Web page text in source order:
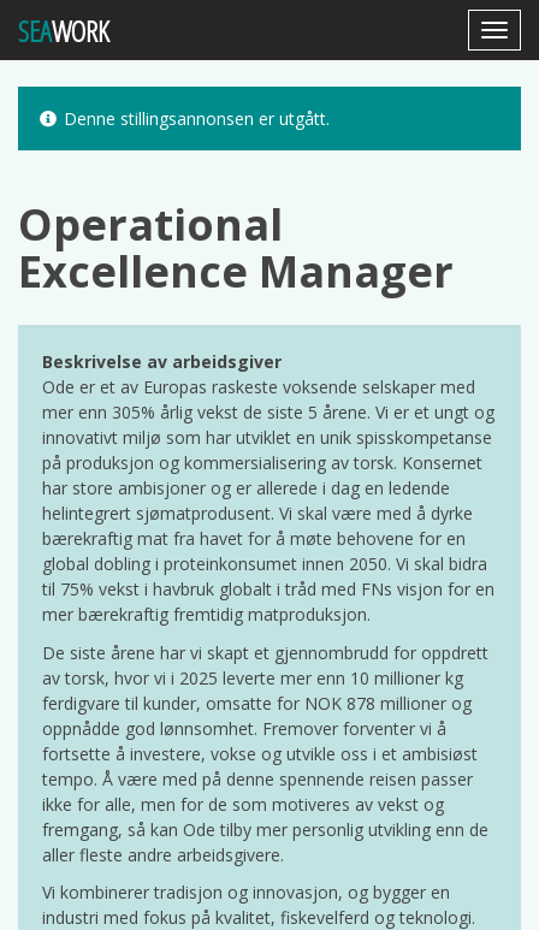
SEAWORK
Denne stillingsannonsen er utgått.
Operational
Excellence Manager
Beskrivelse av arbeidsgiver
Ode er et av Europas raskeste voksende selskaper med
mer enn 305% årlig vekst de siste 5 årene. Vi er et ungt og
innovativt miljø som har utviklet en unik spisskompetanse
på produksjon og kommersialisering av torsk. Konsernet
har store ambisjoner og er allerede i dag en ledende
helintegrert sjømatprodusent. Vi skal være med å dyrke
bærekraftig mat fra havet for å møte behovene for en
global dobling i proteinkonsumet innen 2050. Vi skal bidra
til 75% vekst i havbruk globalt i tråd med FNs visjon for en
mer bærekraftig fremtidig matproduksjon.
De siste årene har vi skapt et gjennombrudd for oppdrett
av torsk, hvor vi i 2025 leverte mer enn 10 millioner kg
ferdigvare til kunder, omsatte for NOK 878 millioner og
oppnådde god lønnsomhet. Fremover forventer vi å
fortsette å investere, vokse og utvikle oss i et ambisiøst
tempo. Å være med på denne spennende reisen passer
ikke for alle, men for de som motiveres av vekst og
fremgang, så kan Ode tilby mer personlig utvikling enn de
aller fleste andre arbeidsgivere.
Vi kombinerer tradisjon og innovasjon, og bygger en
industri med fokus på kvalitet, fiskevelferd og teknologi.